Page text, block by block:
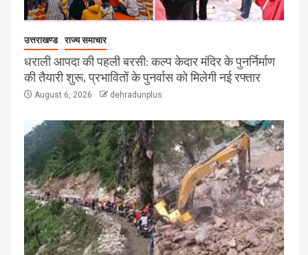
उत्तराखण्ड राज्य समाचार
धराली आपदा की पहली बरसी: कल्प केदार मंदिर के पुनर्निर्माण
की तैयारी शुरू, प्रभावितों के पुनर्वास को मिलेगी नई रफ्तार
August 6, 2026 dehradunplus